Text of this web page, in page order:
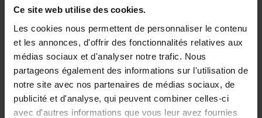
Ce site web utilise des cookies.
Les cookies nous permettent de personnaliser le contenu
et les annonces, d'offrir des fonctionnalités relatives aux
médias sociaux et d'analyser notre trafic. Nous
partageons également des informations sur l'utilisation de
notre site avec nos partenaires de médias sociaux, de
publicité et d'analyse, qui peuvent combiner celles-ci
avec d'autres informations que vous leur avez fournies
Building Bonds = Building
Business
Jochen Roef Jozefien De Feyter
Carolien Boom
Couverture souple
2025 200
€29,99